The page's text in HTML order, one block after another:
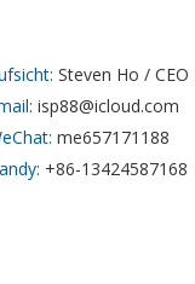
Steven Ho / CEO
isp88@icloud.com
me657171188
+86-13424587168